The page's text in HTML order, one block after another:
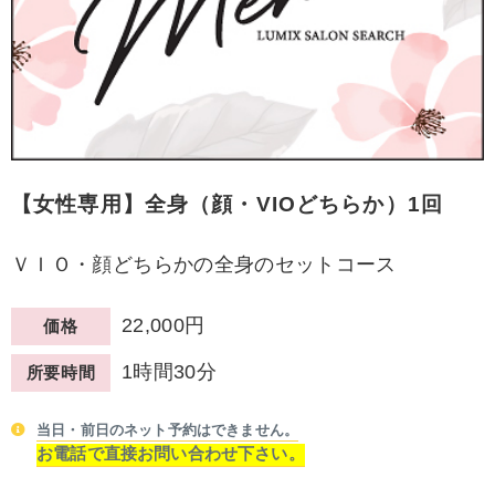
【女性専用】全身（顔・VIOどちらか）1回
ＶＩＯ・顔どちらかの全身のセットコース
価格 22,000円
所要時間 1時間30分
当日・前日のネット予約はできません。
お電話で直接お問い合わせ下さい。